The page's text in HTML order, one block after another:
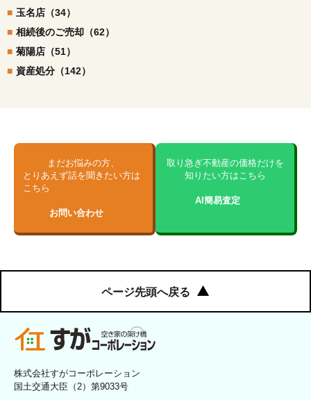
玉名店（34）
相続後のご売却（62）
菊陽店（51）
資産処分（142）
まだお悩みの方、
とりあえず話を聞きたい方は
こちら
お問い合わせ
取り急ぎ不動産の価格だけを
知りたい方はこちら
AI簡易査定
ページ先頭へ戻る
株式会社すがコーポレーション
国土交通大臣（2）第9033号